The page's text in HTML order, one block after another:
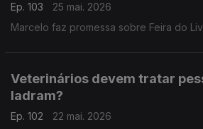
Ep. 103
25 mai. 2026
Marcelo faz promessa sobre Feira do
Veterinários devem tratar
ladram?
Ep. 102
22 mai. 2026